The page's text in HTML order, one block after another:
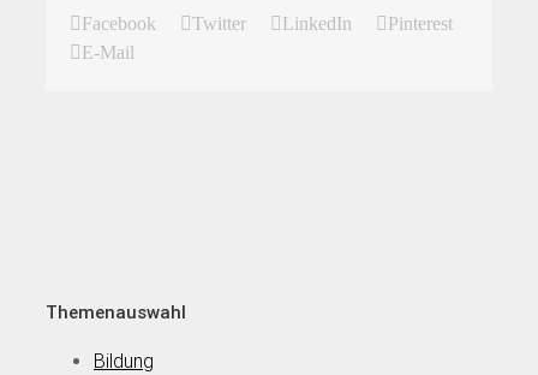
Facebook Twitter LinkedIn
Pinterest
E-Mail
Themenauswahl
Bildung